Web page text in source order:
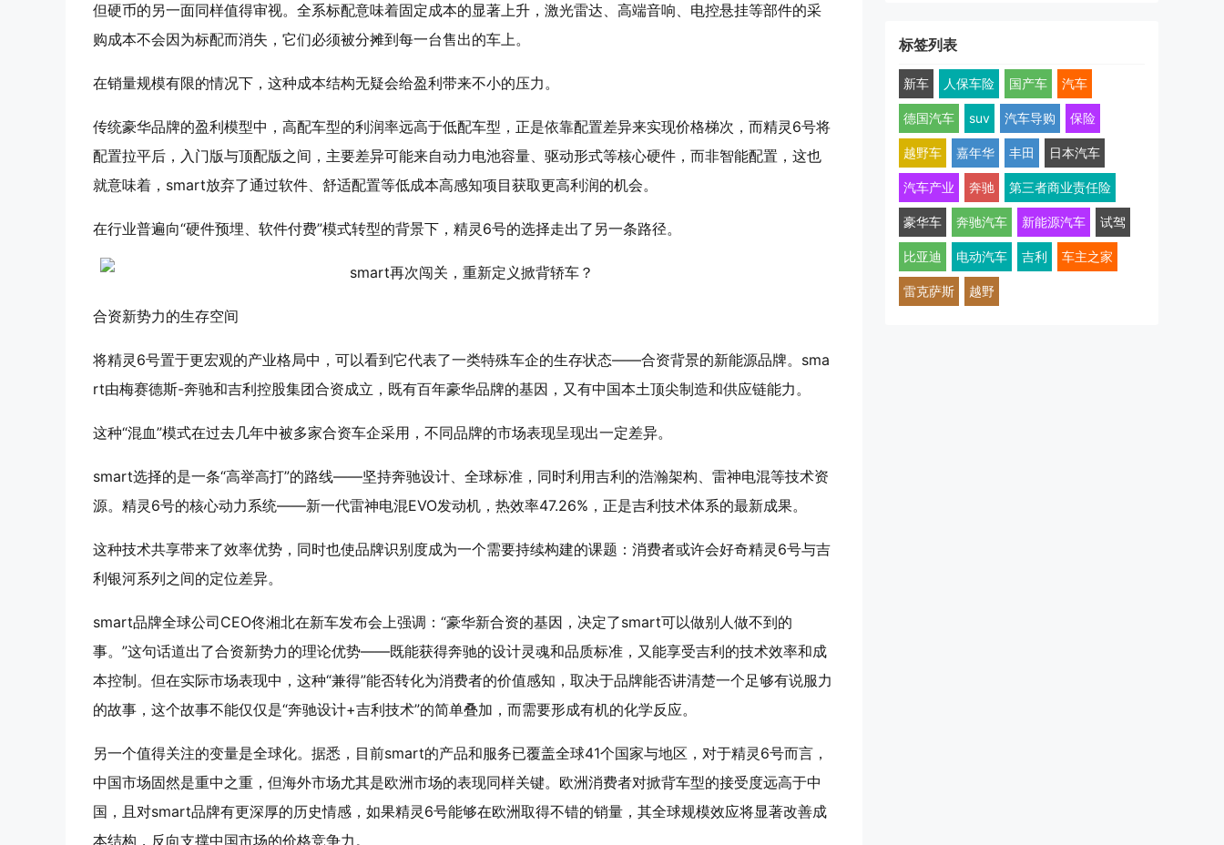
但硬币的另一面同样值得审视。全系标配意味着固定成本的显著上升，激光雷达、高端音响、电控悬挂等部件的采
购成本不会因为标配而消失，它们必须被分摊到每一台售出的车上。
在销量规模有限的情况下，这种成本结构无疑会给盈利带来不小的压力。
传统豪华品牌的盈利模型中，高配车型的利润率远高于低配车型，正是依靠配置差异来实现价格梯次，而精灵6号将
配置拉平后，入门版与顶配版之间，主要差异可能来自动力电池容量、驱动形式等核心硬件，而非智能配置，这也
就意味着，smart放弃了通过软件、舒适配置等低成本高感知项目获取更高利润的机会。
在行业普遍向“硬件预埋、软件付费”模式转型的背景下，精灵6号的选择走出了另一条路径。
合资新势力的生存空间
将精灵6号置于更宏观的产业格局中，可以看到它代表了一类特殊车企的生存状态——合资背景的新能源品牌。sma
rt由梅赛德斯-奔驰和吉利控股集团合资成立，既有百年豪华品牌的基因，又有中国本土顶尖制造和供应链能力。
这种“混血”模式在过去几年中被多家合资车企采用，不同品牌的市场表现呈现出一定差异。
smart选择的是一条“高举高打”的路线——坚持奔驰设计、全球标准，同时利用吉利的浩瀚架构、雷神电混等技术资
源。精灵6号的核心动力系统——新一代雷神电混EVO发动机，热效率47.26%，正是吉利技术体系的最新成果。
这种技术共享带来了效率优势，同时也使品牌识别度成为一个需要持续构建的课题：消费者或许会好奇精灵6号与吉
利银河系列之间的定位差异。
smart品牌全球公司CEO佟湘北在新车发布会上强调：“豪华新合资的基因，决定了smart可以做别人做不到的
事。”这句话道出了合资新势力的理论优势——既能获得奔驰的设计灵魂和品质标准，又能享受吉利的技术效率和成
本控制。但在实际市场表现中，这种“兼得”能否转化为消费者的价值感知，取决于品牌能否讲清楚一个足够有说服力
的故事，这个故事不能仅仅是“奔驰设计+吉利技术”的简单叠加，而需要形成有机的化学反应。
另一个值得关注的变量是全球化。据悉，目前smart的产品和服务已覆盖全球41个国家与地区，对于精灵6号而言，
中国市场固然是重中之重，但海外市场尤其是欧洲市场的表现同样关键。欧洲消费者对掀背车型的接受度远高于中
国，且对smart品牌有更深厚的历史情感，如果精灵6号能够在欧洲取得不错的销量，其全球规模效应将显著改善成
本结构，反向支撑中国市场的价格竞争力。
标签列表
新车 人保车险 国产车 汽车
德国汽车 suv 汽车导购 保险
越野车 嘉年华 丰田 日本汽车
汽车产业 奔驰 第三者商业责任险
豪华车 奔驰汽车 新能源汽车 试驾
比亚迪 电动汽车 吉利 车主之家
雷克萨斯 越野